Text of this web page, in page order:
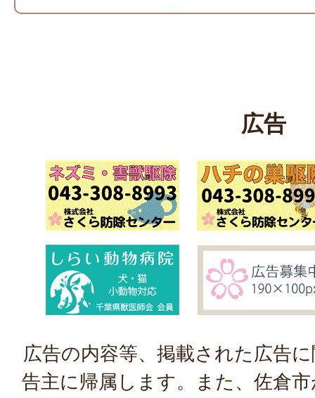
広告
広告の内容等、掲載された広告
告主に帰属します。また、佐倉